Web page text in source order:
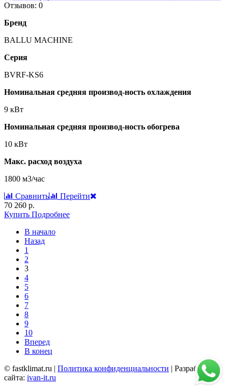
Отзывов: 0
Бренд
BALLU MACHINE
Серия
BVRF-KS6
Номинальная средняя производ-ность охлаждения
9 кВт
Номинальная средняя производ-ность обогрева
10 кВт
Макс. расход воздуха
1800 м3/час
Сравнить
Перейти
70 260 р.
Купить Подробнее
В начало
Назад
1
2
3
4
5
6
7
8
9
10
Вперед
В конец
© fastklimat.ru | Политика конфиденциальности | Разработчик
сайта: ivan-it.ru